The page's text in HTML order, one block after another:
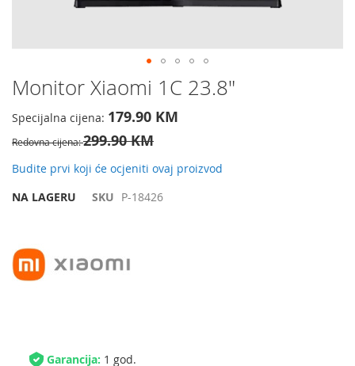
Preskočite
na
početak
galerije
slika
Monitor Xiaomi 1C 23.8"
Specijalna cijena 179.90 KM
Redovna cijena 299.90 KM
Budite prvi koji će ocjeniti ovaj proizvod
NA LAGERU
SKU P-18426
Garancija: 1 god.